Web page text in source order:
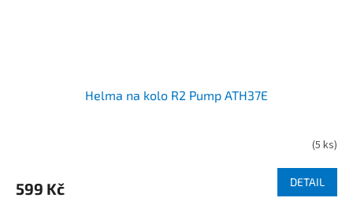
Helma na kolo R2 Pump ATH37E
(5 ks)
599 Kč DETAIL